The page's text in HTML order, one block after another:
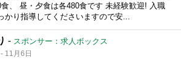
、 昼・夕食は各480食です 未経験歓迎! 入職
り指導してくださいますので安...
- スポンサー：求人ボックス
11月6日